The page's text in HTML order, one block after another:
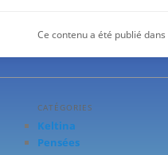
Ce contenu a été publié dans
CATÉGORIES
Keltina
Pensées